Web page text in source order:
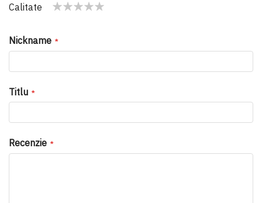
star
stars
stars
stars
stars
Calitate
Nickname
Titlu
Recenzie